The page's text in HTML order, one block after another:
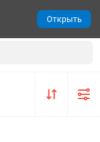
Открыть